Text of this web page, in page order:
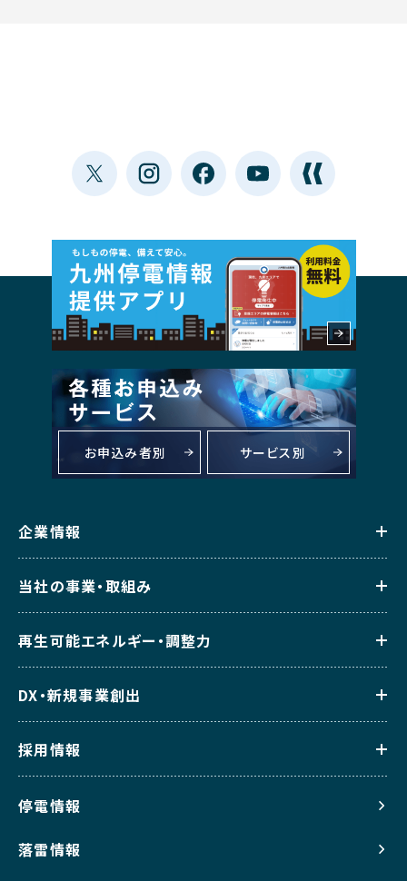
お申込み者別 サービス別
企業情報
当社の事業・取組み
再生可能エネルギー・調整力
DX・新規事業創出
採用情報
停電情報
落雷情報